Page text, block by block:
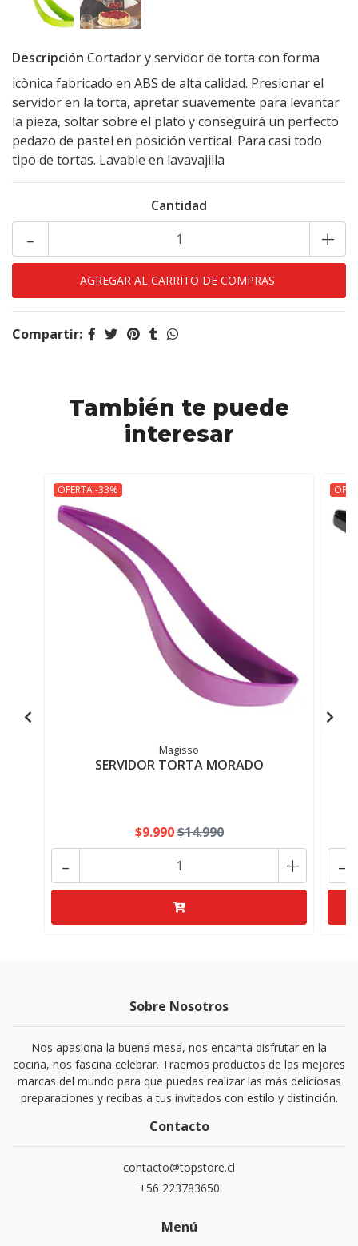
Descripción Cortador y servidor de torta con forma
icònica fabricado en ABS de alta calidad. Presionar el
servidor en la torta, apretar suavemente para levantar
la pieza, soltar sobre el plato y conseguirá un perfecto
pedazo de pastel en posición vertical. Para casi todo
tipo de tortas. Lavable en lavavajilla
Cantidad
+
-
Compartir:
También te puede
interesar
OFERTA -33%
Magisso
SERVIDOR TORTA MORADO
$9.990$14.990
+
- -
Sobre Nosotros
Nos apasiona la buena mesa, nos encanta disfrutar en la
cocina, nos fascina celebrar. Traemos productos de las mejores
marcas del mundo para que puedas realizar las más deliciosas
preparaciones y recibas a tus invitados con estilo y distinción.
Contacto
contacto@topstore.cl
+56 223783650
Menú